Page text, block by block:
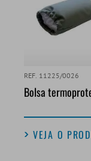
REF. 11225/0026
Bolsa
VEJA O